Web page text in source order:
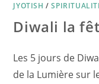
JYOTISH /
Diwali la
Les 5 jours de
de la Lumière sur